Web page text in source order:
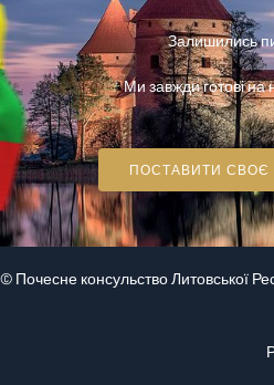
Залишились
Ми завжди готові на
ПОСТАВИТИ СВОЄ
© Почесне консульство Литовської